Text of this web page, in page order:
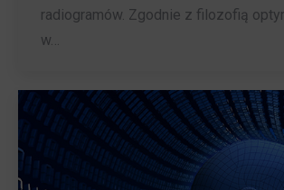
radiogramów. Zgodnie z filozofią
w…